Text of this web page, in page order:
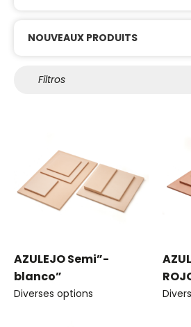
NOUVEAUX PRODUITS
Filtros
AZULEJO Semi”-
blanco”
Diverses options